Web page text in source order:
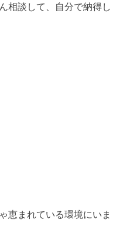
相談して、自分で納得し
恵まれている環境にいま